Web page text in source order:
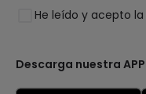
Iniciar sesión
LoveYouGreen
He leído y acepto la
Descarga nuestra APP